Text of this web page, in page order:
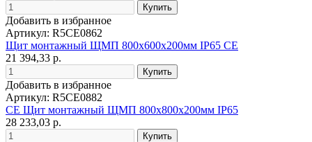
Добавить в избранное
Артикул: R5CE0862
Щит монтажный ЩМП 800х600х200мм IP65 CE
21 394,33 р.
Добавить в избранное
Артикул: R5CE0882
CE Щит монтажный ЩМП 800х800х200мм IP65
28 233,03 р.